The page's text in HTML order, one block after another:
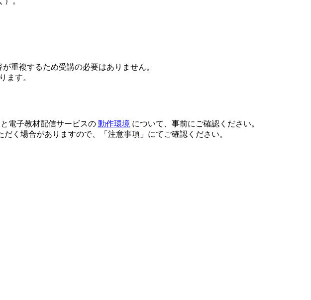
重複するため受講の必要はありません。
ます。
と電子教材配信サービスの 動作環境 について、事前にご確認ください。
く場合がありますので、「注意事項」にてご確認ください。